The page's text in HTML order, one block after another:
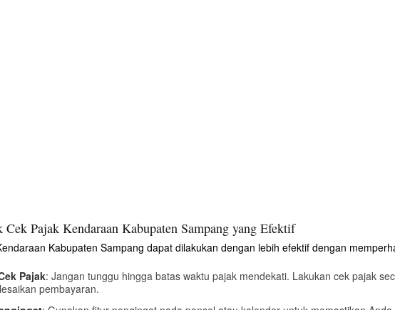
Cek Pajak Kendaraan Kabupaten Sampang yang Efektif
Kabupaten Sampang dapat dilakukan dengan lebih efektif dengan
Pajak: Jangan tunggu hingga batas waktu pajak mendekati. Lakukan cek pajak
pembayaran.